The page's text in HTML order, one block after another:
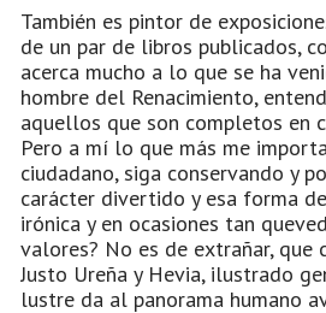
También es pintor de
de un par de libros publicados,
acerca mucho a lo que se ha
hombre del Renacimiento,
aquellos que son completos en
Pero a mí lo que más me
ciudadano, siga conservando y
carácter divertido y esa forma
irónica y en ocasiones tan
valores? No es de extrañar, que
Justo Ureña y Hevia, ilustrado
lustre da al panorama humano